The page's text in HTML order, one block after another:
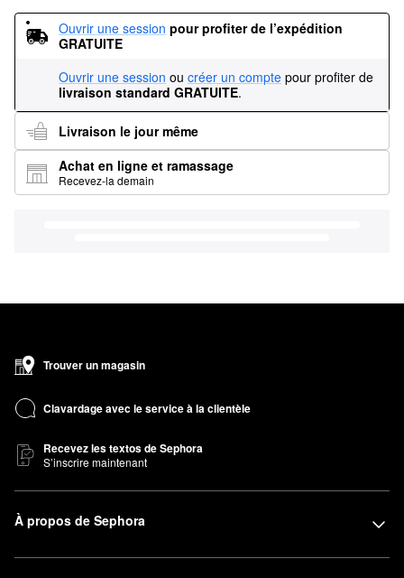
Ouvrir une session pour profiter de l’expédition
GRATUITE
Ouvrir une session ou créer un compte pour profiter de
livraison standard GRATUITE.
Livraison le jour même
Achat en ligne et ramassage
Recevez-la demain
Trouver un magasin
Clavardage avec le service à la clientèle
Recevez les textos de Sephora
S’inscrire maintenant
À propos de Sephora